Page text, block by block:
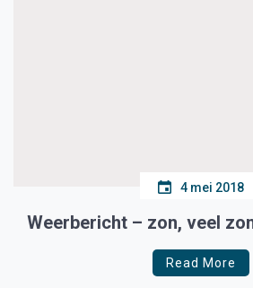
4 mei 2018
Weerbericht – zon, veel
Read More